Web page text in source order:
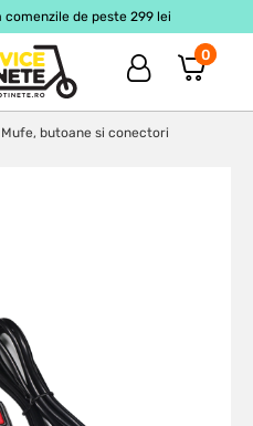
de peste 299 lei
0
butoane si conectori